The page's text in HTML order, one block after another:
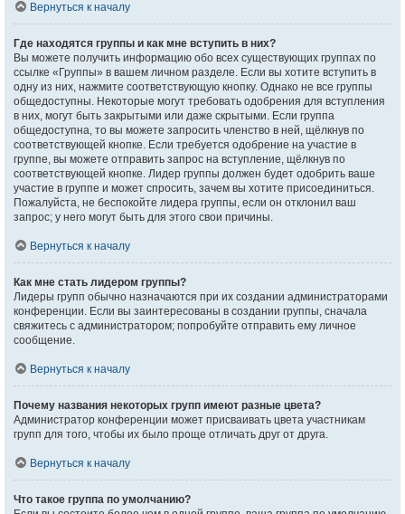
Вернуться к началу
Где находятся группы и как мне вступить в них?
Вы можете получить информацию обо всех существующих группах по
ссылке «Группы» в вашем личном разделе. Если вы хотите вступить в
одну из них, нажмите соответствующую кнопку. Однако не все группы
общедоступны. Некоторые могут требовать одобрения для вступления
в них, могут быть закрытыми или даже скрытыми. Если группа
общедоступна, то вы можете запросить членство в ней, щёлкнув по
соответствующей кнопке. Если требуется одобрение на участие в
группе, вы можете отправить запрос на вступление, щёлкнув по
соответствующей кнопке. Лидер группы должен будет одобрить ваше
участие в группе и может спросить, зачем вы хотите присоединиться.
Пожалуйста, не беспокойте лидера группы, если он отклонил ваш
запрос; у него могут быть для этого свои причины.
Вернуться к началу
Как мне стать лидером группы?
Лидеры групп обычно назначаются при их создании администраторами
конференции. Если вы заинтересованы в создании группы, сначала
свяжитесь с администратором; попробуйте отправить ему личное
сообщение.
Вернуться к началу
Почему названия некоторых групп имеют разные цвета?
Администратор конференции может присваивать цвета участникам
групп для того, чтобы их было проще отличать друг от друга.
Вернуться к началу
Что такое группа по умолчанию?